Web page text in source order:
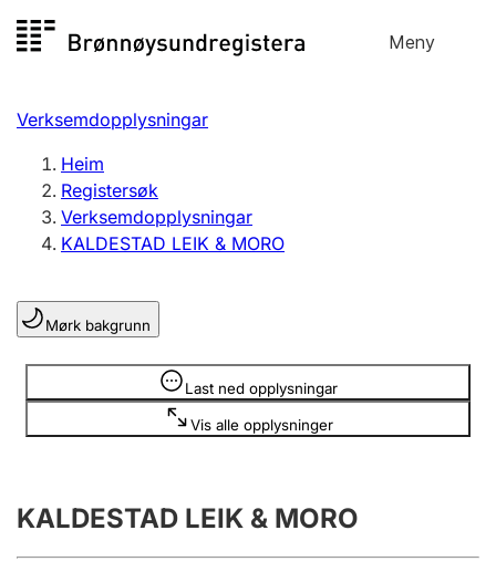
til
Meny
Registersøk
Aksjeselskap
Enkeltpersonføretak
Registrere, endre, slette
Lag og foreining
Registrere, endre, slette
Årsrekneskap
Innsending og forseinkingsgebyr
Verksemdopplysningar
Heim
Registersøk
Verksemdopplysningar
KALDESTAD LEIK & MORO
Mørk bakgrunn
Last ned opplysningar
Vis alle opplysninger
Opplysninger er skjult
KALDESTAD LEIK & MORO